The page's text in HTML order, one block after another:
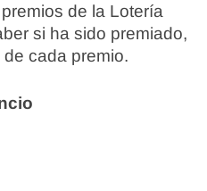
de la Lotería
si ha sido premiado,
cada premio.